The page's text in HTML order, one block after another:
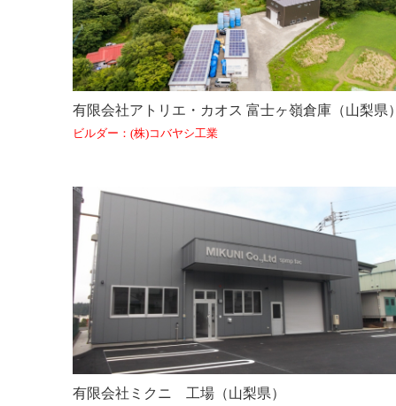
有限会社アトリエ・カオス 富士ヶ嶺倉庫（山梨県）
ビルダー：(株)コバヤシ工業
有限会社ミクニ 工場（山梨県）